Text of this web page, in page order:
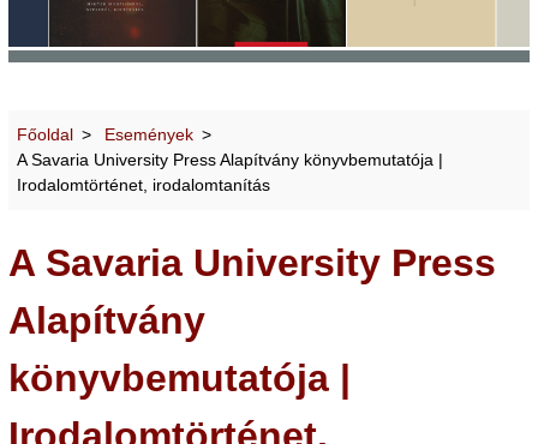
Főoldal
Események
A Savaria University Press Alapítvány könyvbemutatója |
Irodalomtörténet, irodalomtanítás
A Savaria University Press
Alapítvány
könyvbemutatója |